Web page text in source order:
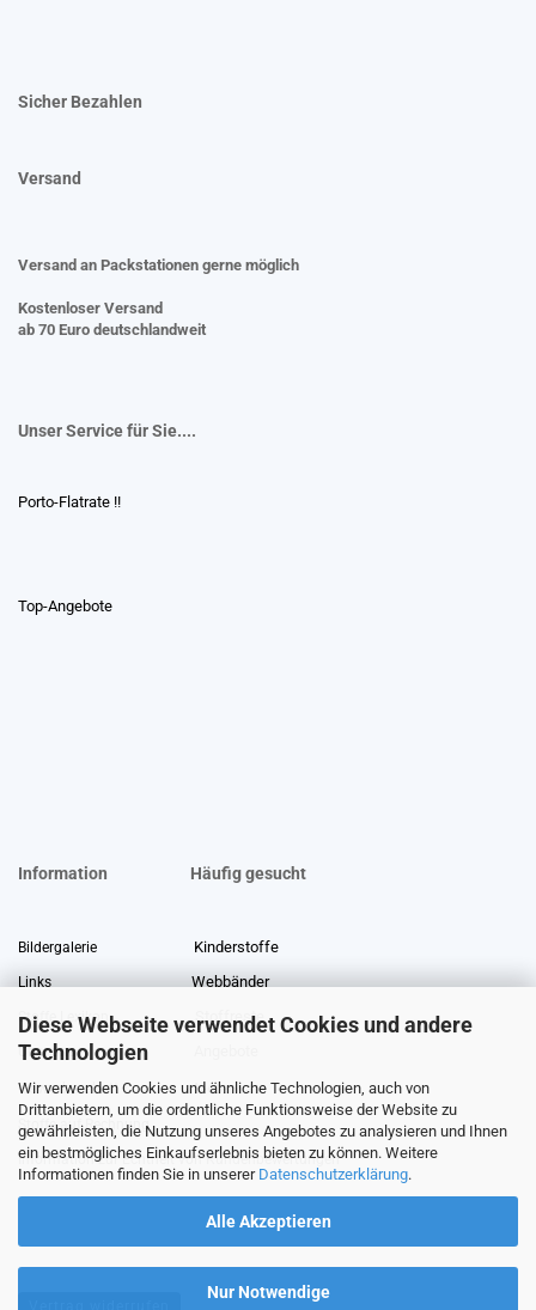
Diese Webseite verwendet Cookies und andere
Technologien
Wir verwenden Cookies und ähnliche Technologien, auch von
Drittanbietern, um die ordentliche Funktionsweise der Website zu
gewährleisten, die Nutzung unseres Angebotes zu analysieren und Ihnen
ein bestmögliches Einkaufserlebnis bieten zu können. Weitere
Informationen finden Sie in unserer Datenschutzerklärung.
Alle Akzeptieren
Nur Notwendige
Sicher Bezahlen
Versand
Versand an Packstationen gerne möglich
Kostenloser Versand
ab 70 Euro deutschlandweit
Unser Service für Sie....
Porto-Flatrate !!
Top-Angebote
Information Häufig gesucht
Bildergalerie Kinderstoffe
Links Webbänder
Stoffe Lexikon Stoffreste
Über uns
Gewerberabatt Meterware
Stoffe auf Rechnung
Information zur Echtheit von Kundenbewertungen